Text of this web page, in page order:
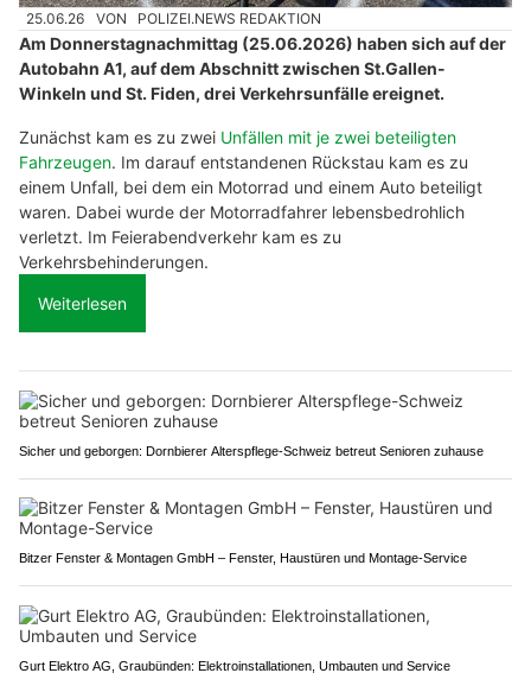
25.06.26 VON POLIZEI.NEWS REDAKTION
Am Donnerstagnachmittag (25.06.2026) haben sich auf der
Autobahn A1, auf dem Abschnitt zwischen St.Gallen-
Winkeln und St. Fiden, drei Verkehrsunfälle ereignet.
Zunächst kam es zu zwei Unfällen mit je zwei beteiligten
Fahrzeugen. Im darauf entstandenen Rückstau kam es zu
einem Unfall, bei dem ein Motorrad und einem Auto beteiligt
waren. Dabei wurde der Motorradfahrer lebensbedrohlich
verletzt. Im Feierabendverkehr kam es zu
Verkehrsbehinderungen.
Weiterlesen
Sicher und geborgen: Dornbierer Alterspflege-Schweiz betreut Senioren zuhause
Bitzer Fenster & Montagen GmbH – Fenster, Haustüren und Montage-Service
Gurt Elektro AG, Graubünden: Elektroinstallationen, Umbauten und Service